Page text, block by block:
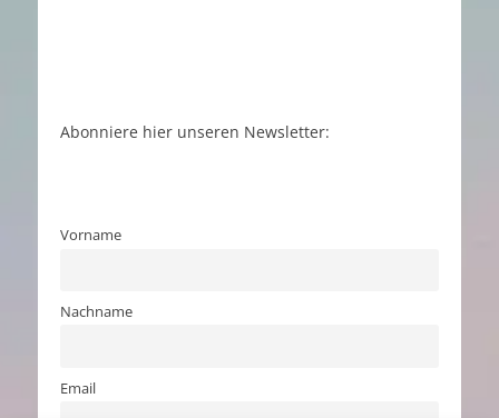
Abonniere hier unseren Newsletter:
Vorname
Nachname
Email